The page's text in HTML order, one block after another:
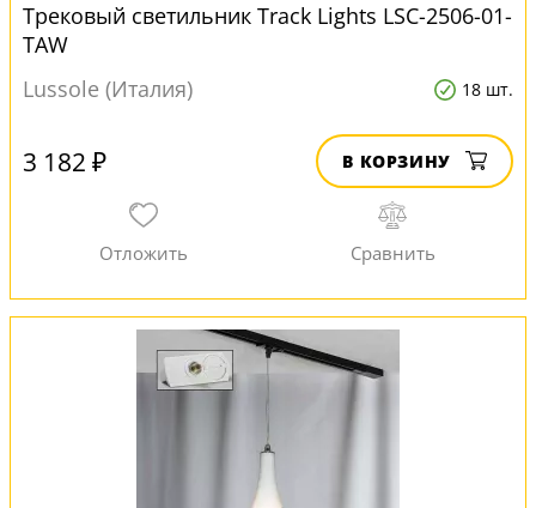
Трековый светильник Track Lights LSC-2506-01-
TAW
Lussole (Италия)
18 шт.
3 182 ₽ В КОРЗИНУ